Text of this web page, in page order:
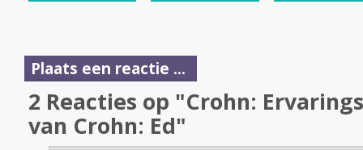
Plaats een reactie ...
2 Reacties op "Crohn:
van Crohn: Ed"